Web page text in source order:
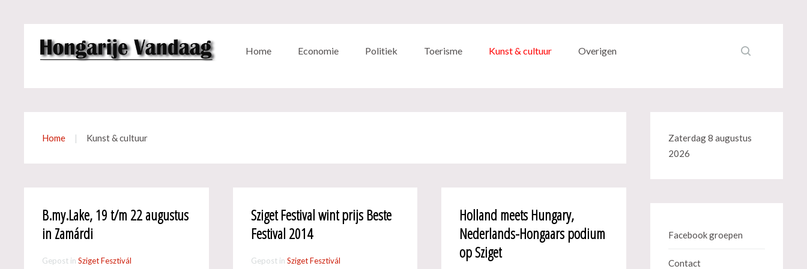
Home Economie Politiek Toerisme Kunst & cultuur Overigen
Home Kunst & cultuur
B.my.Lake, 19 t/m 22 augustus
in Zamárdi
Gepost in Sziget Fesztivál
Sziget Festival wint prijs Beste
Festival 2014
Gepost in Sziget Fesztivál
Holland meets Hungary,
Nederlands-Hongaars podium
op Sziget
Zaterdag 8 augustus
2026
Facebook groepen
Contact